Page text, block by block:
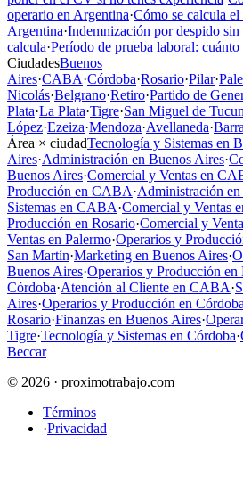
operario en Argentina·Cómo se calcula
Argentina·Indemnización por despido sin
calcula·Período de prueba laboral:
CiudadesBuenos
Aires·CABA·Córdoba·Rosario·Pilar·
Nicolás·Belgrano·Retiro·Partido de
Plata·La Plata·Tigre·San Miguel de
López·Ezeiza·Mendoza·Avellaneda·
Área × ciudadTecnología y Sistemas en
Aires·Administración en Buenos Aires·
Buenos Aires·Comercial y Ventas en
Producción en CABA·Administración
Sistemas en CABA·Comercial y Ventas
Producción en Rosario·Comercial y
Ventas en Palermo·Operarios y
San Martín·Marketing en Buenos Aires·
Buenos Aires·Operarios y Producción en
Córdoba·Atención al Cliente en CABA·
Aires·Operarios y Producción en Córdoba
Rosario·Finanzas en Buenos Aires·
Tigre·Tecnología y Sistemas en Córdoba·
Beccar
© 2026 · proximotrabajo.com
Términos
·Privacidad